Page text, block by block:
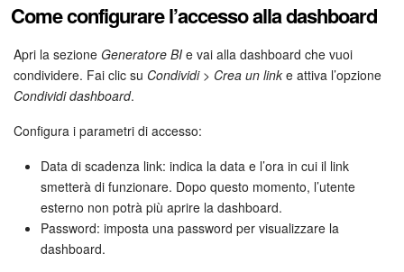
Sales Center
Analisi CRM
Generatore BI
Bitrix24 Market
Siti e store
Come configurare l’accesso alla dashboard
Apri la sezione Generatore BI e vai alla dashboard che vuoi
condividere. Fai clic su Condividi > Crea un link e attiva l’opzione
Condividi dashboard.
Configura i parametri di accesso:
Data di scadenza link: indica la data e l’ora in cui il link
smetterà di funzionare. Dopo questo momento, l’utente
esterno non potrà più aprire la dashboard.
Password: imposta una password per visualizzare la
dashboard.